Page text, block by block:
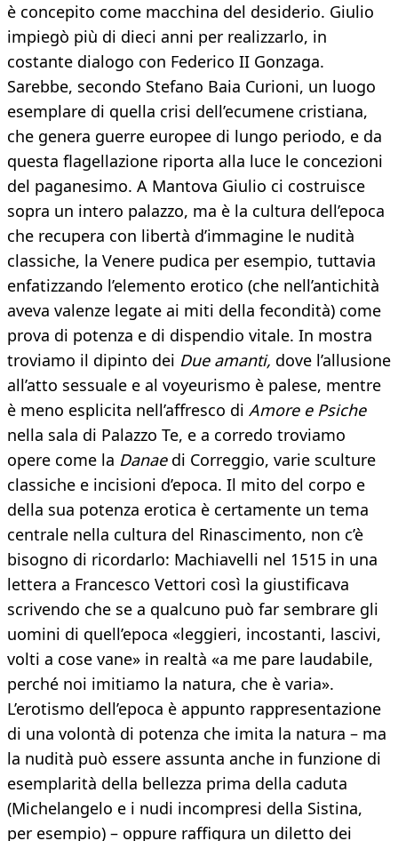
è concepito come macchina del desiderio. Giulio
impiegò più di dieci anni per realizzarlo, in
costante dialogo con Federico II Gonzaga.
Sarebbe, secondo Stefano Baia Curioni, un luogo
esemplare di quella crisi dell’ecumene cristiana,
che genera guerre europee di lungo periodo, e da
questa flagellazione riporta alla luce le concezioni
del paganesimo. A Mantova Giulio ci costruisce
sopra un intero palazzo, ma è la cultura dell’epoca
che recupera con libertà d’immagine le nudità
classiche, la Venere pudica per esempio, tuttavia
enfatizzando l’elemento erotico (che nell’antichità
aveva valenze legate ai miti della fecondità) come
prova di potenza e di dispendio vitale. In mostra
troviamo il dipinto dei Due amanti, dove l’allusione
all’atto sessuale e al voyeurismo è palese, mentre
è meno esplicita nell’affresco di Amore e Psiche
nella sala di Palazzo Te, e a corredo troviamo
opere come la Danae di Correggio, varie sculture
classiche e incisioni d’epoca. Il mito del corpo e
della sua potenza erotica è certamente un tema
centrale nella cultura del Rinascimento, non c’è
bisogno di ricordarlo: Machiavelli nel 1515 in una
lettera a Francesco Vettori così la giustificava
scrivendo che se a qualcuno può far sembrare gli
uomini di quell’epoca «leggieri, incostanti, lascivi,
volti a cose vane» in realtà «a me pare laudabile,
perché noi imitiamo la natura, che è varia».
L’erotismo dell’epoca è appunto rappresentazione
di una volontà di potenza che imita la natura – ma
la nudità può essere assunta anche in funzione di
esemplarità della bellezza prima della caduta
(Michelangelo e i nudi incompresi della Sistina,
per esempio) – oppure raffigura un diletto dei